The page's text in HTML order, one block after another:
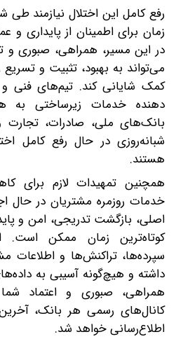
رفع کامل این اختلال نیازمند
زمان برای اطمینان از پایداری
در این مسیر، همراهی، صبوری و
می‌‌تواند به بهبود، تثبیت و
کمک شایانی کند. تیم‌های فنی و
دهنده خدمات زیرساختی
بانک‌های ملی، صادرات،
شبانه‌روزی در حال رفع کامل
هستند.
همچنین تمهیدات لازم برای
خدمات روزمره مشتریان در حال
اصلی، بازگشت تدریجی، امن و
کوتاه‌ترین زمان ممکن است.
سپرده‌ها، تراکنش‌ها و اطلاعات
داشته و هیچ‌گونه آسیبی به
همراهی، صبوری و اعتماد
کانال‌های رسمی هر بانک،
اطلاع‌رسانی خواهد شد.